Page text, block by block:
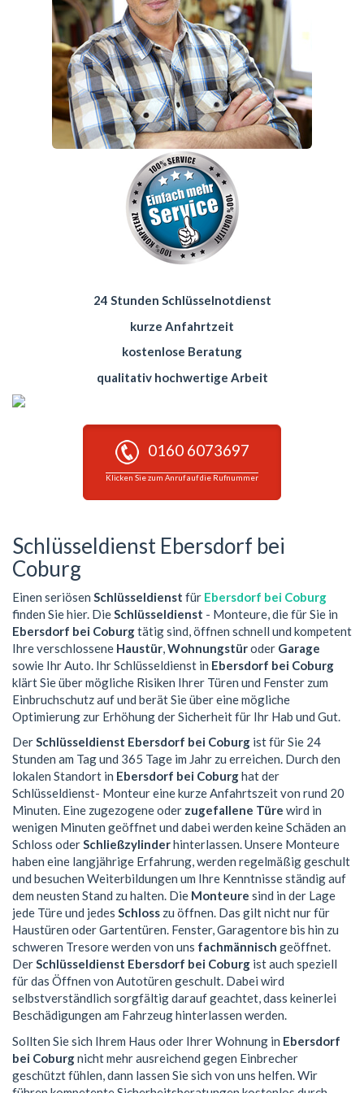
24 Stunden Schlüsselnotdienst
kurze Anfahrtzeit
kostenlose Beratung
qualitativ hochwertige Arbeit
0160 6073697
Klicken Sie zum Anruf auf die Rufnummer
Schlüsseldienst Ebersdorf bei
Coburg
Einen seriösen Schlüsseldienst für Ebersdorf bei Coburg
finden Sie hier. DieSchlüsseldienst - Monteure, die für Sie in
Ebersdorf bei Coburgtätig sind, öffnen schnell und kompetent
Ihre verschlossene Haustür,Wohnungstüroder Garage
sowie Ihr Auto. Ihr Schlüsseldienst in Ebersdorf bei Coburg
klärt Sie über mögliche Risiken Ihrer Türen und Fenster zum
Einbruchschutz auf und berät Sie über eine mögliche
Optimierung zur Erhöhung der Sicherheit für Ihr Hab und Gut.
DerSchlüsseldienst Ebersdorf bei Coburg ist für Sie 24
Stunden am Tag und 365 Tage im Jahr zu erreichen. Durch den
lokalen Standort in Ebersdorf bei Coburghat der
Schlüsseldienst- Monteur eine kurze Anfahrtszeit von rund 20
Minuten. Eine zugezogene oder zugefallene Türe wird in
wenigen Minuten geöffnet und dabei werden keine Schäden an
Schloss oderSchließzylinderhinterlassen. Unsere Monteure
haben eine langjährige Erfahrung, werden regelmäßig geschult
und besuchen Weiterbildungen um Ihre Kenntnisse ständig auf
dem neusten Stand zu halten. Die Monteure sind in der Lage
jede Türe und jedes Schloss zu öffnen. Das gilt nicht nur für
Haustüren oder Gartentüren. Fenster, Garagentore bis hin zu
schweren Tresore werden von uns fachmännisch geöffnet.
DerSchlüsseldienst Ebersdorf bei Coburg ist auch speziell
für das Öffnen von Autotüren geschult. Dabei wird
selbstverständlich sorgfältig darauf geachtet, dass keinerlei
Beschädigungen am Fahrzeug hinterlassen werden.
Sollten Sie sich Ihrem Haus oder Ihrer Wohnung in Ebersdorf
bei Coburgnicht mehr ausreichend gegen Einbrecher
geschützt fühlen, dann lassen Sie sich von uns helfen. Wir